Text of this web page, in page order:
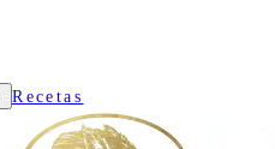
Recetas